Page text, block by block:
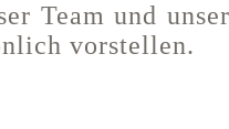
Team und
vorstellen.